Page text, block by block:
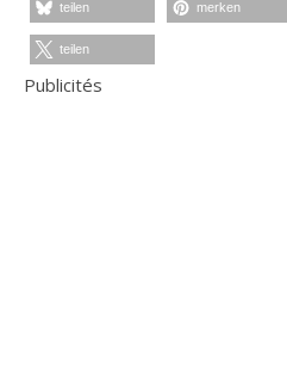
teilen merken
teilen
Publicités